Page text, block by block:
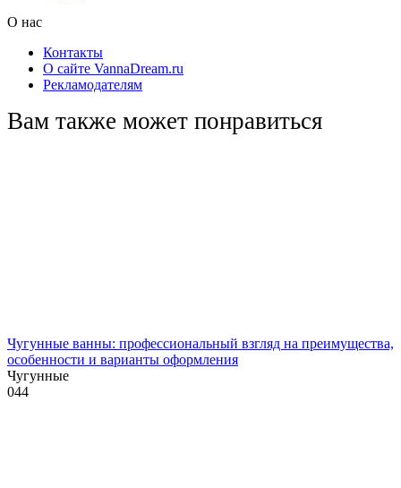
О нас
Контакты
О сайте VannaDream.ru
Рекламодателям
Вам также может понравиться
Чугунные ванны: профессиональный взгляд на преимущества,
особенности и варианты оформления
Чугунные
044